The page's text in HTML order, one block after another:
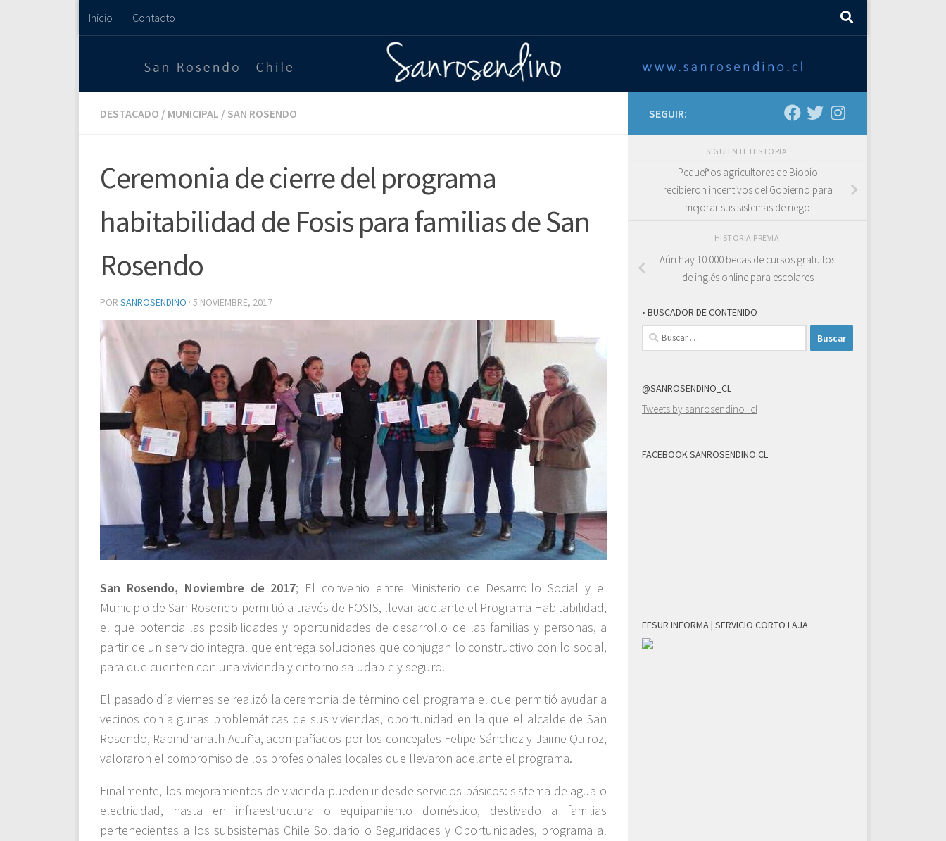
Saltar al contenido
Inicio Contacto
DESTACADO / MUNICIPAL / SAN ROSENDO
Ceremonia de cierre del programa
habitabilidad de Fosis para familias de San
Rosendo
POR SANROSENDINO · 5 NOVIEMBRE, 2017
San Rosendo, Noviembre de 2017; El convenio entre Ministerio de Desarrollo Social y el
Municipio de San Rosendo permitió a través de FOSIS, llevar adelante el Programa Habitabilidad,
el que potencia las posibilidades y oportunidades de desarrollo de las familias y personas, a
partir de un servicio integral que entrega soluciones que conjugan lo constructivo con lo social,
para que cuenten con una vivienda y entorno saludable y seguro.
El pasado día viernes se realizó la ceremonia de término del programa el que permitió ayudar a
vecinos con algunas problemáticas de sus viviendas, oportunidad en la que el alcalde de San
Rosendo, Rabindranath Acuña, acompañados por los concejales Felipe Sánchez y Jaime Quiroz,
valoraron el compromiso de los profesionales locales que llevaron adelante el programa.
Finalmente, los mejoramientos de vivienda pueden ir desde servicios básicos: sistema de agua o
electricidad, hasta en infraestructura o equipamiento doméstico, destivado a familias
pertenecientes a los subsistemas Chile Solidario o Seguridades y Oportunidades, programa al
SEGUIR:
SIGUIENTE HISTORIA
Pequeños agricultores de Biobío
recibieron incentivos del Gobierno para
mejorar sus sistemas de riego
HISTORIA PREVIA
Aún hay 10.000 becas de cursos gratuitos
de inglés online para escolares
• BUSCADOR DE CONTENIDO
Buscar:
@SANROSENDINO_CL
Tweets by sanrosendino_cl
FACEBOOK SANROSENDINO.CL
FESUR INFORMA | SERVICIO CORTO LAJA